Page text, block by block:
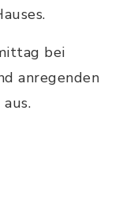
bei
anregenden